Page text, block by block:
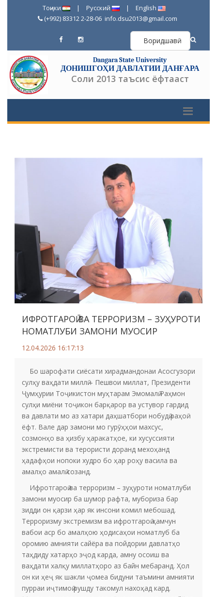
Тоҷики | Русский |
English
(+992) 83312 2-28-06 info.dsu2013@gmail.com
Воридшавӣ
Dangara State University
ДОНИШГОҲИ ДАВЛАТИИ ДАНҒАРА
Соли 2013 таъсис ёфтааст
ИФРОТГАРОӢ ВА ТЕРРОРИЗМ – ЗУҲУРОТИ
НОМАТЛУБИ ЗАМОНИ МУОСИР
12.04.2026 16:17:13
Бо шарофати сиёсати хирадмандонаи Асосгузори
сулҳу ваҳдати миллӣ – Пешвои миллат, Президенти
Ҷумҳурии Тоҷикистон муҳтарам Эмомалӣ Раҳмон
сулҳи миёни тоҷикон барқарор ва устувор гардид
ва давлати мо аз хатари даҳшатбори нобудӣ раҳоӣ
ёфт. Вале дар замони мо гурӯҳҳои махсус,
созмонҳо ва ҳизбу ҳаракатҳое, ки хусуссияти
экстремисти ва терористи доранд мехоҳанд
ҳадафҳои нопоки худро бо ҳар роҳу васила ва
амалҳо амалӣ созанд.
Ифротгароӣ ва терроризм – зуҳуроти номатлуби
замони муосир ба шумор рафта, мубориза бар
зидди он қарзи ҳар як инсони комил мебошад.
Терроризму экстремизм ва ифротгароӣ ҳамчун
вабои аср бо амалҳою ҳодисаҳои номатлуб ба
оромию амнияти сайёра ва пойдории давлатҳо
таҳдиду хатарҳо эҷод карда, амну осоиш ва
ваҳдати халқу миллатҳоро аз байн мебаранд. Ҳол
он ки ҳеҷ як шакли ҷомеа бидуни таъмини амнияти
пурраи иҷтимоӣ рушду такомул нахоҳад кард.